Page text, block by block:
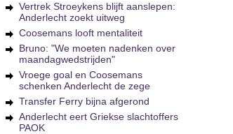
Vertrek Stroeykens blijft aanslepen:
Anderlecht zoekt uitweg
Coosemans looft mentaliteit
Bruno: "We moeten nadenken over
maandagwedstrijden"
Vroege goal en Coosemans
schenken Anderlecht de zege
Transfer Ferry bijna afgerond
Anderlecht eert Griekse slachtoffers
PAOK